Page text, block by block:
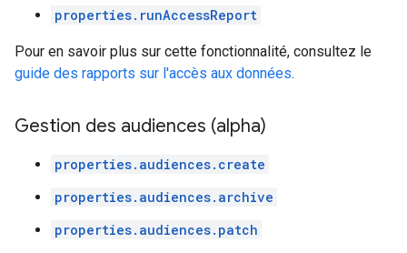
properties.runAccessReport
Pour en savoir plus sur cette fonctionnalité, consultez le
guide des rapports sur l'accès aux données.
Gestion des audiences (alpha)
properties.audiences.create
properties.audiences.archive
properties.audiences.patch